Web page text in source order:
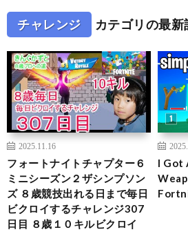
チャレンジ カテゴリの最新
2025.11.16
フォートナイトチャプター６
ミニシーズン２ザシンプソン
ズ ８歳競技出れる日まで毎日
ビクロイするチャレンジ307
日目 ８歳１０キルビクロイ
I Got